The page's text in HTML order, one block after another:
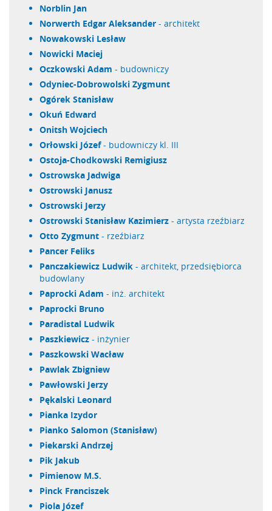
Norblin Jan
Norwerth Edgar Aleksander - architekt
Nowakowski Lesław
Nowicki Maciej
Oczkowski Adam - budowniczy
Odyniec-Dobrowolski Zygmunt
Ogórek Stanisław
Okuń Edward
Onitsh Wojciech
Orłowski Józef- budowniczy kl. III
Ostoja-Chodkowski Remigiusz
Ostrowska Jadwiga
Ostrowski Janusz
Ostrowski Jerzy
Ostrowski Stanisław Kazimierz - artysta rzeźbiarz
Otto Zygmunt - rzeźbiarz
Pancer Feliks
Panczakiewicz Ludwik - architekt, przedsiębiorca
budowlany
Paprocki Adam - inż. architekt
Paprocki Bruno
Paradistal Ludwik
Paszkiewicz - inżynier
Paszkowski Wacław
Pawlak Zbigniew
Pawłowski Jerzy
Pękalski Leonard
Pianka Izydor
Pianko Salomon (Stanisław)
Piekarski Andrzej
Pik Jakub
Pimienow M.S.
Pinck Franciszek
Piola Józef